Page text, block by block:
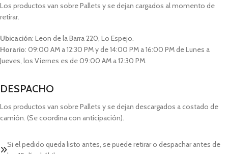
Los productos van sobre Pallets y se dejan cargados al momento de
retirar.
Ubicación: Leon de la Barra 220, Lo Espejo.
Horario: 09:00 AM a 12:30 PM y de 14:00 PM a 16:00 PM de Lunes a
Jueves, los Viernes es de 09:00 AM a 12:30 PM.
DESPACHO
Los productos van sobre Pallets y se dejan descargados a costado de
camión. (Se coordina con anticipación).
Si el pedido queda listo antes, se puede retirar o despachar antes de